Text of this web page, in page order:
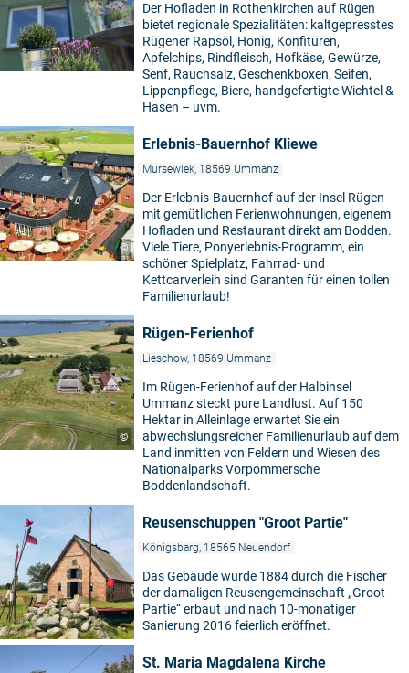
Der Hofladen in Rothenkirchen auf Rügen
bietet regionale Spezialitäten: kaltgepresstes
Rügener Rapsöl, Honig, Konfitüren,
Apfelchips, Rindfleisch, Hofkäse, Gewürze,
Senf, Rauchsalz, Geschenkboxen, Seifen,
Lippenpflege, Biere, handgefertigte Wichtel &
Hasen – uvm.
©
Erlebnis-Bauernhof Kliewe
Mursewiek, 18569 Ummanz
Der Erlebnis-Bauernhof auf der Insel Rügen
mit gemütlichen Ferienwohnungen, eigenem
Hofladen und Restaurant direkt am Bodden.
Viele Tiere, Ponyerlebnis-Programm, ein
schöner Spielplatz, Fahrrad- und
Kettcarverleih sind Garanten für einen tollen
Familienurlaub!
©
Rügen-Ferienhof
Lieschow, 18569 Ummanz
Im Rügen-Ferienhof auf der Halbinsel
Ummanz steckt pure Landlust. Auf 150
Hektar in Alleinlage erwartet Sie ein
abwechslungsreicher Familienurlaub auf dem
Land inmitten von Feldern und Wiesen des
Nationalparks Vorpommersche
Boddenlandschaft.
Reusenschuppen "Groot Partie"
Königsbarg, 18565 Neuendorf
Das Gebäude wurde 1884 durch die Fischer
der damaligen Reusengemeinschaft „Groot
Partie“ erbaut und nach 10-monatiger
Sanierung 2016 feierlich eröffnet.
St. Maria Magdalena Kirche